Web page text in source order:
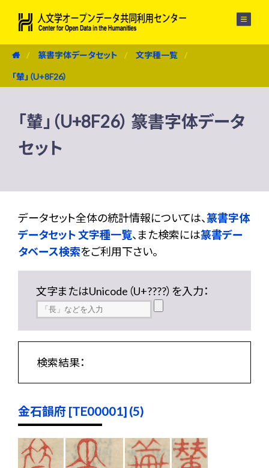
篆書字体データセット 文字種一覧
「輦」（U+8F26）
「輦」（U+8F26） 篆書字体データ
セット
データセット全体の統計情報については、篆書字体
データセット 文字種一覧、また検索には篆書デー
タベース検索をご利用下さい。
文字またはUnicode（U+????）を入力：
検索結果：
金石韻府 [TE00001] (5)